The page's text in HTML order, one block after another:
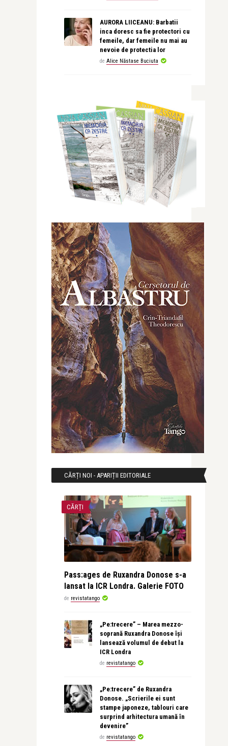
AURORA LIICEANU: Barbatii
inca doresc sa fie protectori cu
femeile, dar femeile nu mai au
nevoie de protectia lor
de Alice Năstase Buciuta
CĂRȚI NOI - APARIȚII EDITORIALE
CĂRȚI
Pass:ages de Ruxandra Donose s-a
lansat la ICR Londra. Galerie FOTO
de revistatango
„Pe:trecere” – Marea mezzo-
soprană Ruxandra Donose își
lansează volumul de debut la
ICR Londra
de revistatango
„Pe:trecere” de Ruxandra
Donose. „Scrierile ei sunt
stampe japoneze, tablouri care
surprind arhitectura umană în
devenire”
de revistatango